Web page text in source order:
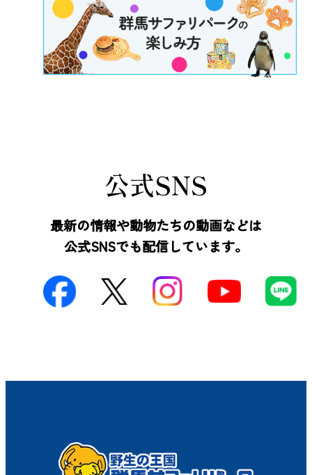
公式SNS
最新の情報や動物たちの動画などは
公式SNSでも配信しています。